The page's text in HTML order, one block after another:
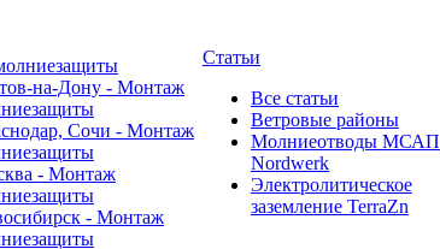
на-Дону - Монтаж
Сочи - Монтаж
- Монтаж
- Монтаж
Статьи
Все статьи
Ветровые районы
Молниеотводы МСАП
Nordwerk
Электролитическое
заземление TerraZn